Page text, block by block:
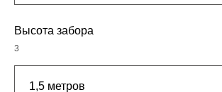
Высота забора
3